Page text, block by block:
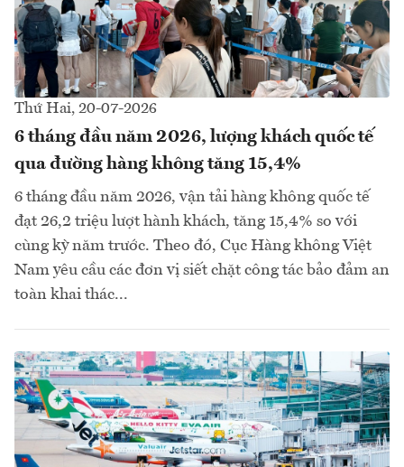
Thứ Hai, 20-07-2026
6 tháng đầu năm 2026, lượng khách quốc tế
qua đường hàng không tăng 15,4%
6 tháng đầu năm 2026, vận tải hàng không quốc tế
đạt 26,2 triệu lượt hành khách, tăng 15,4% so với
cùng kỳ năm trước. Theo đó, Cục Hàng không Việt
Nam yêu cầu các đơn vị siết chặt công tác bảo đảm an
toàn khai thác...